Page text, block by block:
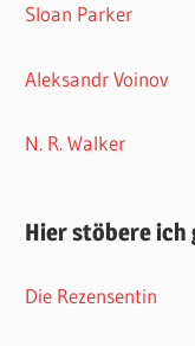
Sloan Parker
Aleksandr Voinov
N. R. Walker
Hier stöbere ich
Die Rezensentin